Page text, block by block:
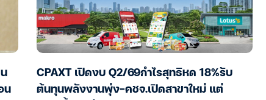
น
CPAXT เปิดงบ Q2/69กำไรสุทธิหด 18%รับ
ต้นทุนพลังงานพุ่ง-คชจ.เปิดสาขาใหม่ แต่